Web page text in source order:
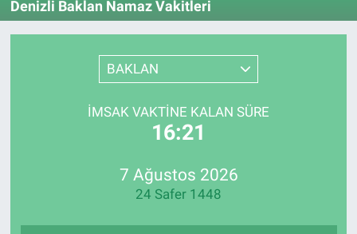
Denizli Baklan Namaz Vakitleri
BAKLAN
İMSAK VAKTINE KALAN SÜRE
16:21
7 Ağustos 2026
24 Safer 1448
Yazarlar
Güncel Sağlık
Beslenme
Merkezefendi Trafik Yoğunluk Haritası
Süper Lig Puan Durumu ve Fikstür
Tüm Manşetler